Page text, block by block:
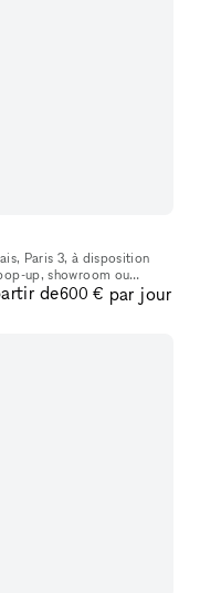
Paris 3, à disposition
up, showroom ou
louer notre jolie
de600 € par jour